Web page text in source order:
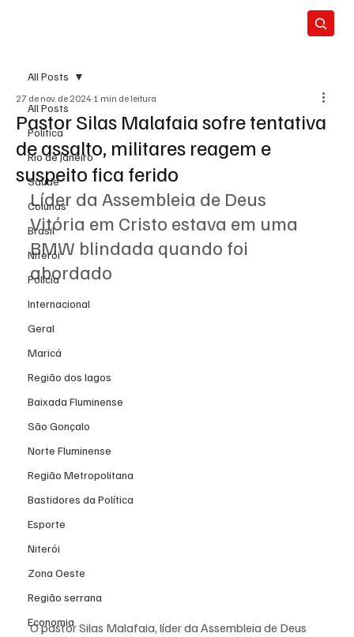
All Posts
Política
Rio de Janeiro
Saúde
Colunas
Brasil
Niterói
Polícia
Internacional
Geral
Maricá
Região dos lagos
Baixada Fluminense
São Gonçalo
Norte Fluminense
Região Metropolitana
Bastidores da Política
Esporte
Niterói
Zona Oeste
Região serrana
Economia
All Posts
Pastor Silas Malafaia sofre tentativa
de assalto, militares reagem e
suspeito fica ferido
27 de nov. de 2024 1 min de leitura
Líder da Assembleia de Deus
Vitória em Cristo estava em uma
BMW blindada quando foi
abordado
O pastor Silas Malafaia, líder da Assembleia de Deus